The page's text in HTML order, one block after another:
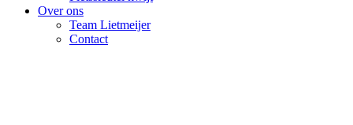
Over ons
Team Lietmeijer
Contact